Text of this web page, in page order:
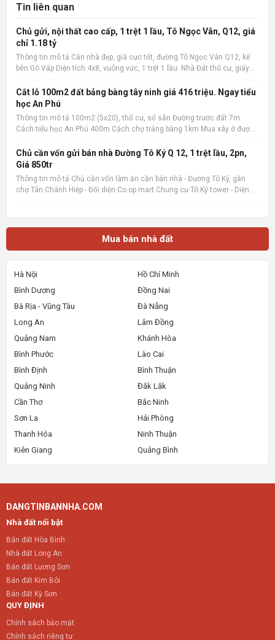
Tin liên quan
Chủ gửi, nội thất cao cấp, 1 trệt 1 lầu, Tô Ngọc Vân, Q12, giá
chỉ 1.18 tỷ
Thông tin mô tả Căn nhà đẹp, giá cực tốt, đường Tô Ngọc Vân Q12, kế
bên Gò Vấp Diện tích 4x8, vuông vức, 1 trệt 1 lầu. Nhà Đất thổ cư, giấy
công rộng, sân phơi. Giá cực tốt chỉ 1.1
Cắt lỗ 100m2 đất bảng bàng tây ninh giá 416 triệu. Ngay tiểu
học An Phú
Thông tin mô tả 100m2 (5x20), thổ cư, sổ sẵn Đường trước đất 7m
Cách tiểu học An Phú 400m Cách chợ trảng bàng 1km Mua xây ở được
&mdash; Sàn rao vặt nhà đất uy tín 🔗 Tin gốc + ảnh chi
Chủ cần vốn gửi bán nhà Đường Tô Ký Q 12, 1 trệt lầu, 2pn,
Giá 850tr
Thông tin mô tả Chủ cần vốn làm ăn cần bán nhà - Đường Tô Ký, gần
chợ Tân Chánh Hiệp - Đối diện Co.op mart Chung cư Tô Ký tower - Diện
Mua bán nhà đất
Hà Nội
Hồ Chí Minh
Bình Dương
Đồng Nai
Bà Rịa - Vũng Tàu
Đà Nẵng
Long An
Lâm Đồng
Quảng Nam
Khánh Hòa
Bình Phước
Lào Cai
Bình Định
Bình Thuận
Quảng Ninh
Đắk Lắk
Cần Thơ
Bắc Ninh
Sơn La
Hải Phòng
Thanh Hóa
Ninh Thuận
Kiên Giang
Quảng Bình
DANGTINBANNHA.COM
Nhà đất nổi bật
Bán đất Hòa Bình
Nhà đất Long An
Bán đất Lương Sơn
Bán đất Kim Bôi
Bán đất Kỳ Sơn
QUY ĐỊNH
Chính sách bảo mật
Chính sách riêng tư